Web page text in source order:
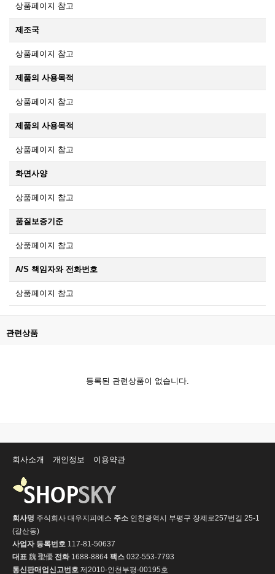
상품페이지 참고
제조국
상품페이지 참고
제품의 사용목적
상품페이지 참고
제품의 사용목적
상품페이지 참고
화면사양
상품페이지 참고
품질보증기준
상품페이지 참고
A/S 책임자와 전화번호
상품페이지 참고
관련상품
등록된 관련상품이 없습니다.
회사소개 개인정보 이용약관
회사명 주식회사 대우지피에스 주소 인천광역시 부평구 장제로257번길 25-1
(갈산동)
사업자 등록번호 117-81-50637
대표 魏 聖優 전화1688-8864 팩스 032-553-7793
통신판매업신고번호 제2010-인천부평-00195호